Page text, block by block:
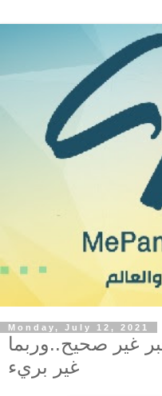
Monday, July 12, 2021
غير صحيح..وربما
غير بريء